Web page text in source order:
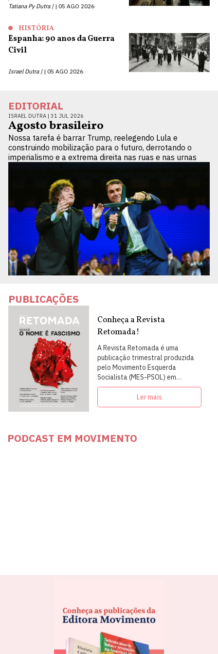
Tatiana Py Dutra | 05 AGO 2026
HISTÓRIA
Espanha: 90 anos da Guerra
Civil
Israel Dutra | 05 AGO 2026
EDITORIAL
ISRAEL DUTRA | 31 JUL 2026
Agosto brasileiro
Nossa tarefa é barrar Trump, reelegendo Lula e
construindo mobilização para o futuro, derrotando o
imperialismo e a extrema direita nas ruas e nas urnas
PUBLICAÇÕES
Conheça a Revista
Retomada!
A Revista Retomada é uma
publicação trimestral produzida
pelo Movimento Esquerda
Socialista (MES-PSOL) em
articulação com intelectuais,
militantes e artistas
Ler mais
PODCAST EM MOVIMENTO